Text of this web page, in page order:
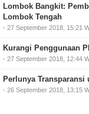
Lombok Bangkit:
Lombok Tengah
- 27 September 2018, 15:21
Kurangi Penggunaan
- 27 September 2018, 12:44
Perlunya
- 26 September 2018, 13:15